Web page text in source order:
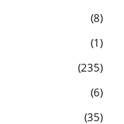
8
1
235
6
35